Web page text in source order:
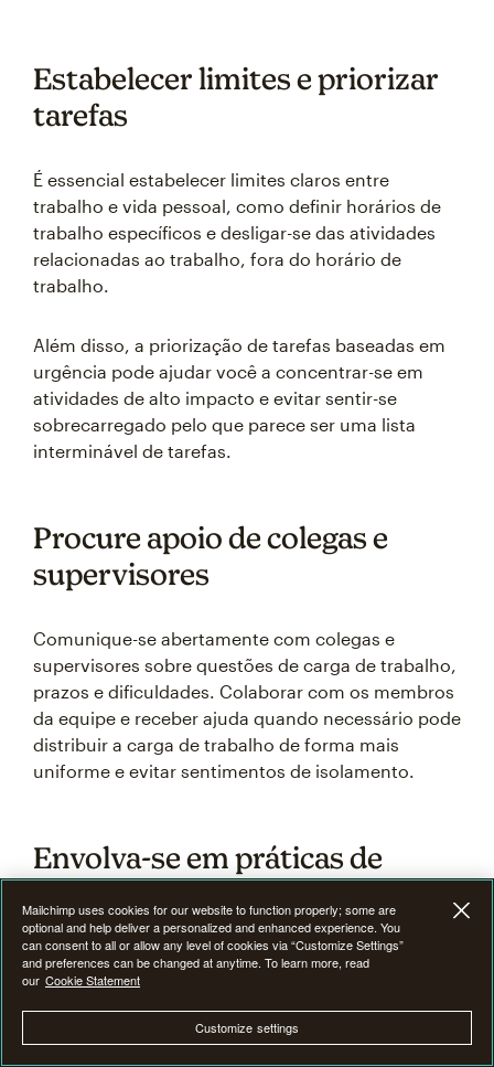
Estabelecer limites e priorizar
tarefas
É essencial estabelecer limites claros entre
trabalho e vida pessoal, como definir horários de
trabalho específicos e desligar-se das atividades
relacionadas ao trabalho, fora do horário de
trabalho.
Além disso, a priorização de tarefas baseadas em
urgência pode ajudar você a concentrar-se em
atividades de alto impacto e evitar sentir-se
sobrecarregado pelo que parece ser uma lista
interminável de tarefas.
Procure apoio de colegas e
supervisores
Comunique-se abertamente com colegas e
supervisores sobre questões de carga de trabalho,
prazos e dificuldades. Colaborar com os membros
da equipe e receber ajuda quando necessário pode
distribuir a carga de trabalho de forma mais
uniforme e evitar sentimentos de isolamento.
Envolva-se em práticas de
O exercício regular pode ajudar a reduzir os níveis
de estresse e melhorar o humor, enquanto
atividades de atenção plena, como meditação,
podem promover relaxamento e clareza mental.
Mailchimp uses cookies for our website to function properly; some are
optional and help deliver a personalized and enhanced experience. You
can consent to all or allow any level of cookies via “Customize Settings”
and preferences can be changed at anytime. To learn more, read
our Cookie Statement
Customize settings